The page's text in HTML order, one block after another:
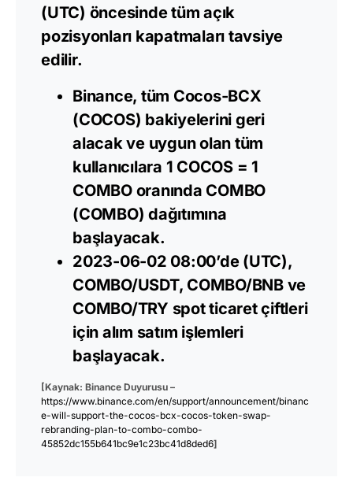
(UTC) öncesinde tüm açık
pozisyonları kapatmaları tavsiye
edilir.
Binance, tüm Cocos-BCX
(COCOS) bakiyelerini geri
alacak ve uygun olan tüm
kullanıcılara 1 COCOS = 1
COMBO oranında COMBO
(COMBO) dağıtımına
başlayacak.
2023-06-02 08:00’de (UTC),
COMBO/USDT, COMBO/BNB ve
COMBO/TRY spot ticaret çiftleri
için alım satım işlemleri
başlayacak.
[Kaynak: Binance Duyurusu –
https://www.binance.com/en/support/announcement/binanc
e-will-support-the-cocos-bcx-cocos-token-swap-
rebranding-plan-to-combo-combo-
45852dc155b641bc9e1c23bc41d8ded6]